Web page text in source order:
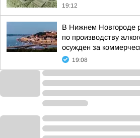
19:12
В Нижнем Новгороде
по производству
осужден за
19:08